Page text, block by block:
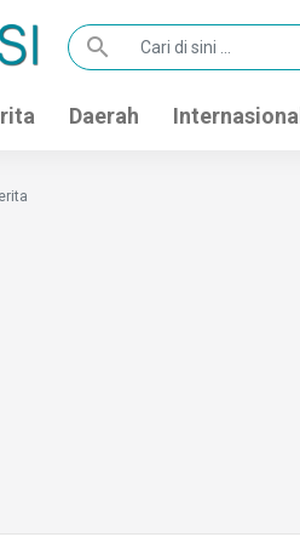
search
Daerah